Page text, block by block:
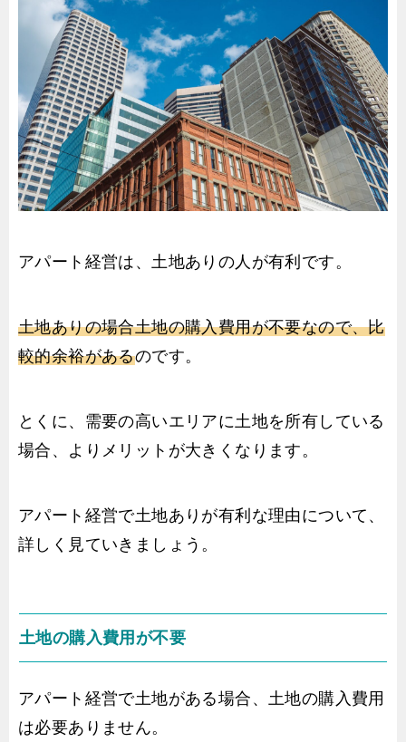
アパート経営は、土地ありの人が有利です。
土地ありの場合土地の購入費用が不要なので、比
較的余裕があるのです。
とくに、需要の高いエリアに土地を所有している
場合、よりメリットが大きくなります。
アパート経営で土地ありが有利な理由について、
詳しく見ていきましょう。
土地の購入費用が不要
アパート経営で土地がある場合、土地の購入費用
は必要ありません。